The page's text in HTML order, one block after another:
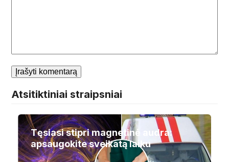
Atsitiktiniai straipsniai
Tęsiasi stipri magnetinė audra:
apsaugokite sveikatą laiku